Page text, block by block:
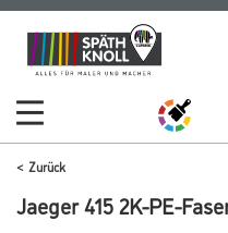
Zum
Inhalt
Zum
Navigationsmenü
Zurück
Jaeger 415 2K-PE-